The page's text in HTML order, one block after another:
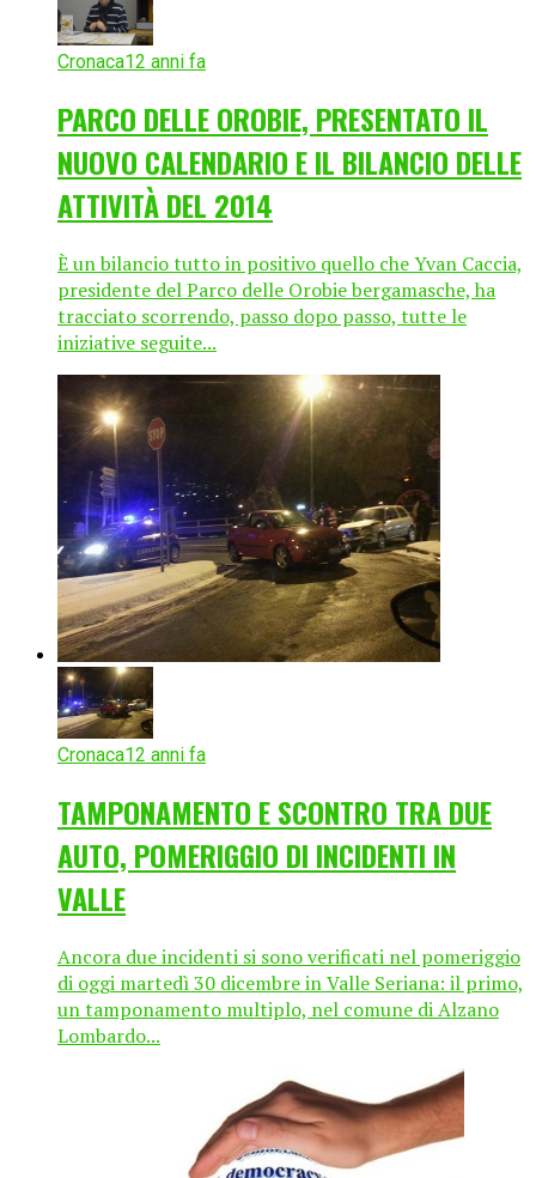
Cronaca12 anni fa
PARCO DELLE OROBIE, PRESENTATO IL
NUOVO CALENDARIO E IL BILANCIO DELLE
ATTIVITÀ DEL 2014
È un bilancio tutto in positivo quello che Yvan Caccia,
presidente del Parco delle Orobie bergamasche, ha
tracciato scorrendo, passo dopo passo, tutte le
iniziative seguite...
Cronaca12 anni fa
TAMPONAMENTO E SCONTRO TRA DUE
AUTO, POMERIGGIO DI INCIDENTI IN
VALLE
Ancora due incidenti si sono verificati nel pomeriggio
di oggi martedì 30 dicembre in Valle Seriana: il primo,
un tamponamento multiplo, nel comune di Alzano
Lombardo...